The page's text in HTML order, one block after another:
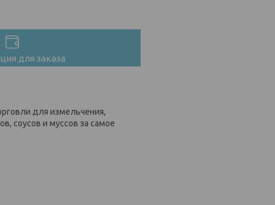
для заказа
для измельчения,
соусов и муссов за самое